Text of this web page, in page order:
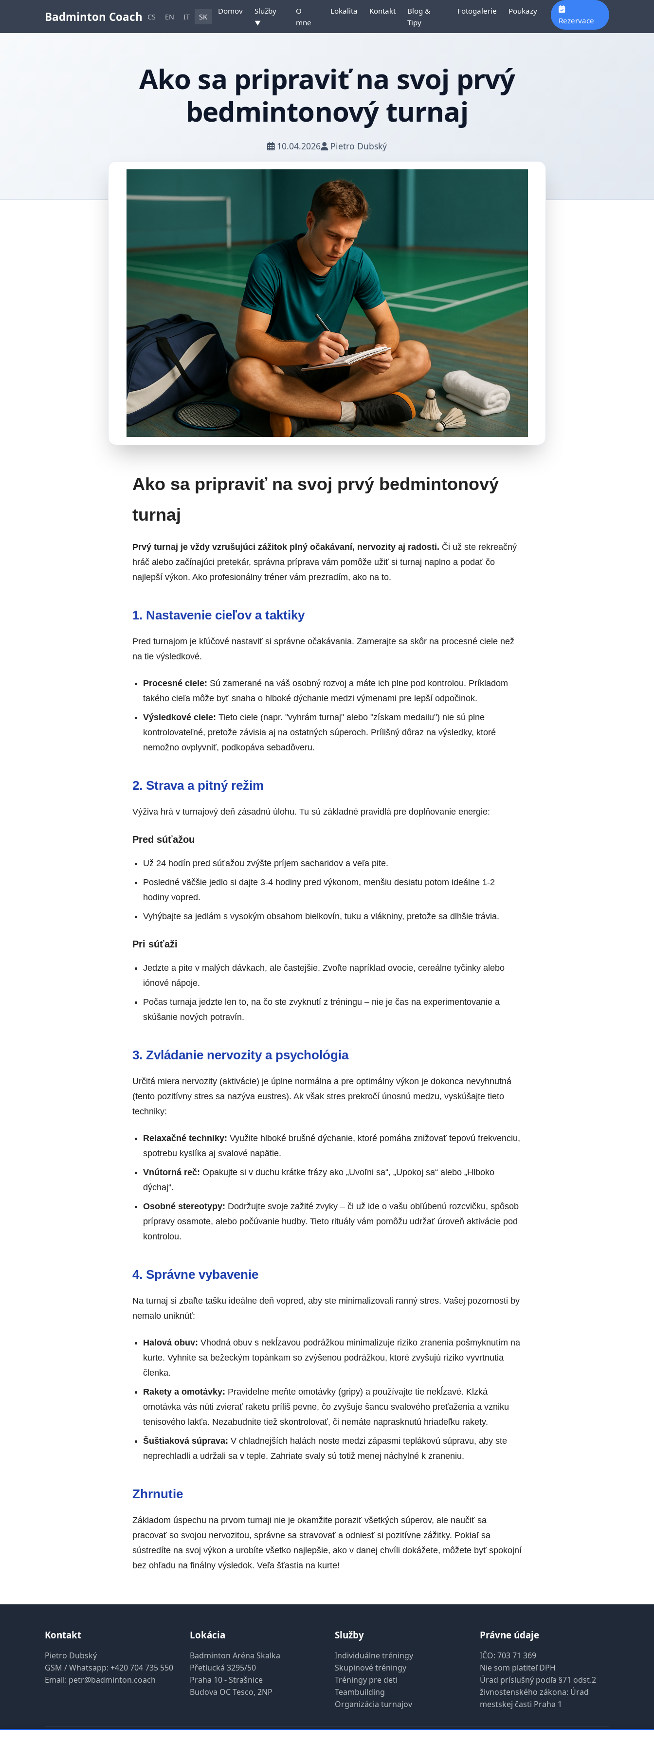
Badminton Coach CS EN IT SK
Domov Služby
▼
O
mne
Lokalita Kontakt
Blog &
Tipy
Fotogalerie
Poukazy
Rezervace
Ako sa pripraviť na svoj prvý
bedmintonový turnaj
10.04.2026 Pietro Dubský
Ako sa pripraviť na svoj prvý bedmintonový
turnaj
Prvý turnaj je vždy vzrušujúci zážitok plný očakávaní, nervozity aj radosti. Či už ste rekreačný
hráč alebo začínajúci pretekár, správna príprava vám pomôže užiť si turnaj naplno a podať čo
najlepší výkon. Ako profesionálny tréner vám prezradím, ako na to.
1. Nastavenie cieľov a taktiky
Pred turnajom je kľúčové nastaviť si správne očakávania. Zamerajte sa skôr na procesné ciele než
na tie výsledkové.
Procesné ciele: Sú zamerané na váš osobný rozvoj a máte ich plne pod kontrolou. Príkladom
takého cieľa môže byť snaha o hlboké dýchanie medzi výmenami pre lepší odpočinok.
Výsledkové ciele: Tieto ciele (napr. "vyhrám turnaj" alebo "získam medailu") nie sú plne
kontrolovateľné, pretože závisia aj na ostatných súperoch. Prílišný dôraz na výsledky, ktoré
nemožno ovplyvniť, podkopáva sebadôveru.
2. Strava a pitný režim
Výživa hrá v turnajový deň zásadnú úlohu. Tu sú základné pravidlá pre doplňovanie energie:
Pred súťažou
Už 24 hodín pred súťažou zvýšte príjem sacharidov a veľa pite.
Posledné väčšie jedlo si dajte 3-4 hodiny pred výkonom, menšiu desiatu potom ideálne 1-2
hodiny vopred.
Vyhýbajte sa jedlám s vysokým obsahom bielkovín, tuku a vlákniny, pretože sa dlhšie trávia.
Pri súťaži
Jedzte a pite v malých dávkach, ale častejšie. Zvoľte napríklad ovocie, cereálne tyčinky alebo
iónové nápoje.
Počas turnaja jedzte len to, na čo ste zvyknutí z tréningu – nie je čas na experimentovanie a
skúšanie nových potravín.
3. Zvládanie nervozity a psychológia
Určitá miera nervozity (aktivácie) je úplne normálna a pre optimálny výkon je dokonca nevyhnutná
(tento pozitívny stres sa nazýva eustres). Ak však stres prekročí únosnú medzu, vyskúšajte tieto
techniky:
Relaxačné techniky: Využite hlboké brušné dýchanie, ktoré pomáha znižovať tepovú frekvenciu,
spotrebu kyslíka aj svalové napätie.
Vnútorná reč: Opakujte si v duchu krátke frázy ako „Uvoľni sa“, „Upokoj sa“ alebo „Hlboko
dýchaj“.
Osobné stereotypy: Dodržujte svoje zažité zvyky – či už ide o vašu obľúbenú rozcvičku, spôsob
prípravy osamote, alebo počúvanie hudby. Tieto rituály vám pomôžu udržať úroveň aktivácie pod
kontrolou.
4. Správne vybavenie
Na turnaj si zbaľte tašku ideálne deň vopred, aby ste minimalizovali ranný stres. Vašej pozornosti by
nemalo uniknúť:
Halová obuv: Vhodná obuv s nekĺzavou podrážkou minimalizuje riziko zranenia pošmyknutím na
kurte. Vyhnite sa bežeckým topánkam so zvýšenou podrážkou, ktoré zvyšujú riziko vyvrtnutia
členka.
Rakety a omotávky: Pravidelne meňte omotávky (gripy) a používajte tie nekĺzavé. Klzká
omotávka vás núti zvierať raketu príliš pevne, čo zvyšuje šancu svalového preťaženia a vzniku
tenisového lakťa. Nezabudnite tiež skontrolovať, či nemáte naprasknutú hriadeľku rakety.
Šuštiaková súprava: V chladnejších halách noste medzi zápasmi teplákovú súpravu, aby ste
neprechladli a udržali sa v teple. Zahriate svaly sú totiž menej náchylné k zraneniu.
Zhrnutie
Základom úspechu na prvom turnaji nie je okamžite poraziť všetkých súperov, ale naučiť sa
pracovať so svojou nervozitou, správne sa stravovať a odniesť si pozitívne zážitky. Pokiaľ sa
sústredíte na svoj výkon a urobíte všetko najlepšie, ako v danej chvíli dokážete, môžete byť spokojní
bez ohľadu na finálny výsledok. Veľa šťastia na kurte!
Kontakt
Pietro Dubský
GSM / Whatsapp: +420 704 735 550
Email: petr@badminton.coach
Lokácia
Badminton Aréna Skalka
Přetlucká 3295/50
Praha 10 - Strašnice
Budova OC Tesco, 2NP
Služby
Individuálne tréningy
Skupinové tréningy
Tréningy pre deti
Teambuilding
Organizácia turnajov
Právne údaje
IČO: 703 71 369
Nie som platiteľ DPH
Úrad príslušný podľa §71 odst.2
živnostenského zákona: Úrad
mestskej časti Praha 1